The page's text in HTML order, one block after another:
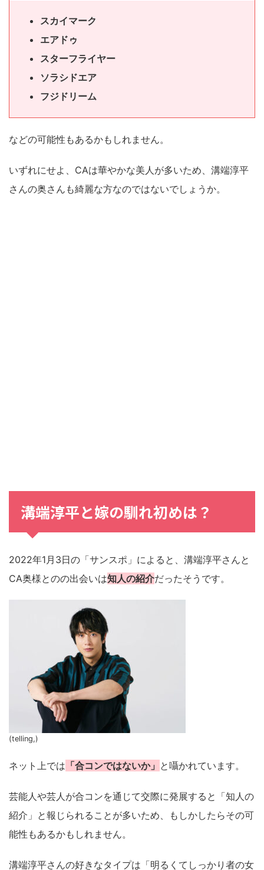
スカイマーク
エアドゥ
スターフライヤー
ソラシドエア
フジドリーム
などの可能性もあるかもしれません。
いずれにせよ、CAは華やかな美人が多いため、溝端淳平
さんの奥さんも綺麗な方なのではないでしょうか。
溝端淳平と嫁の馴れ初めは？
2022年1月3日の「サンスポ」によると、溝端淳平さんと
CA奥様とのの出会いは知人の紹介だったそうです。
(telling,)
ネット上では 「合コンではないか」 と囁かれています。
芸能人や芸人が合コンを通じて交際に発展すると「知人の
紹介」と報じられることが多いため、もしかしたらその可
能性もあるかもしれません。
溝端淳平さんの好きなタイプは「明るくてしっかり者の女